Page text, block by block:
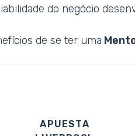
do negócio
de se ter uma
APUESTA